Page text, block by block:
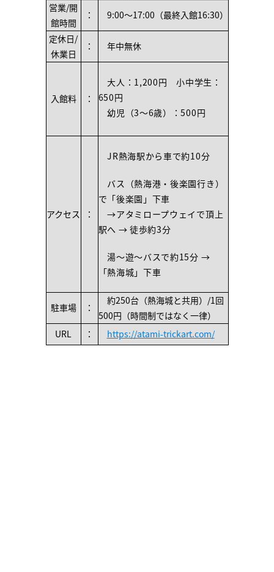
営業/開
館時間
：
9:00～17:00（最終入館16:30）
定休日/
休業日
： 年中無休
入館料 ：
大人：1,200円 小中学生：
650円
幼児（3～6歳）：500円
アクセス ：
JR熱海駅から車で約10分
バス（熱海港・後楽園行き）
で「後楽園」下車
→アタミロープウェイで頂上
駅へ → 徒歩約3分
湯～遊～バスで約15分 →
「熱海城」下車
駐車場 ：
約250台（熱海城と共用）/1回
500円（時間制ではなく一律）
URL
： https://atami-trickart.com/